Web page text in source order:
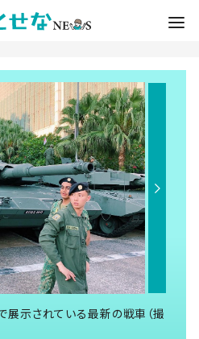
展示されている最新の戦車（撮